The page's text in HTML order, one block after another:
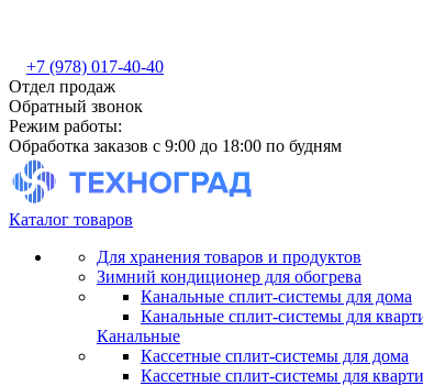
+7 (978) 017-40-40
Отдел продаж
Обратный звонок
Режим работы:
Обработка заказов с 9:00 до 18:00 по будням
Каталог товаров
Для хранения товаров и продуктов
Зимний кондиционер для обогрева
Канальные сплит-системы для дома
Канальные сплит-системы для
Канальные
Кассетные сплит-системы для дома
Кассетные сплит-системы для